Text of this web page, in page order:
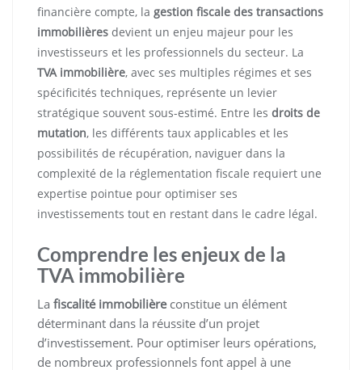
financière compte, la gestion fiscale des transactions
immobilières devient un enjeu majeur pour les
investisseurs et les professionnels du secteur. La
TVA immobilière, avec ses multiples régimes et ses
spécificités techniques, représente un levier
stratégique souvent sous-estimé. Entre les droits de
mutation, les différents taux applicables et les
possibilités de récupération, naviguer dans la
complexité de la réglementation fiscale requiert une
expertise pointue pour optimiser ses
investissements tout en restant dans le cadre légal.
Comprendre les enjeux de la
TVA immobilière
La fiscalité immobilièreconstitue un élément
déterminant dans la réussite d’un projet
d’investissement. Pour optimiser leurs opérations,
de nombreux professionnels font appel à une